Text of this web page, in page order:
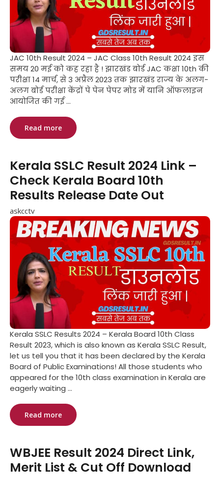
JAC 10th Result 2024 – JAC Class 10th Result 2024 इस
समय 20 मई को कह रहा है ! झारखंड बोर्ड JAC कक्षा 10th की
परीक्षा 14 मार्च, से 3 अप्रैल 2023 तक झारखंड राज्य के अलग-
अलग बोर्ड परीक्षा केंद्रों पे पेन पेपर मोड में यानि ऑफलाइन
आयोजित की गई ...
Read more
Kerala SSLC Result 2024 Link –
Check Kerala Board 10th
Results Release Date Out
askcctv
Kerala SSLC Results 2024 – Kerala Board 10th Class
Result 2023, which is also known as Kerala SSLC Result,
let us tell you that it has been declared by the Kerala
Board of Public Examinations! All those students who
appeared for the 10th class examination in Kerala are
eagerly waiting ...
Read more
WBJEE Result 2024 Direct Link,
Merit List & Cut Off Download